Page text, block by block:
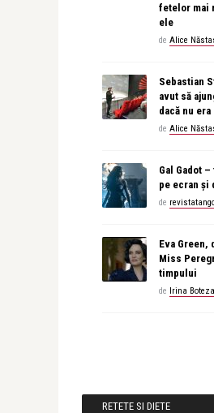
fetelor mai
ele
de Alice
Sebastian
avut să
dacă nu era
de Alice
Gal Gadot
pe ecran și
de
Eva Green,
Miss
timpului
de Irina
RETETE SI DIETE